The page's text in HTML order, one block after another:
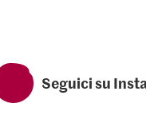
Seguici su